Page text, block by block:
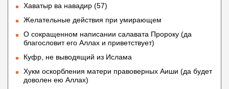
Хаватыр ва навадир (57)
Желательные действия при умирающем
О сокращенном написании салавата Пророку (да
благословит его Аллах и приветствует)
Куфр, не выводящий из Ислама
Хукм оскорбления матери правоверных Аиши (да будет
доволен ею Аллах)